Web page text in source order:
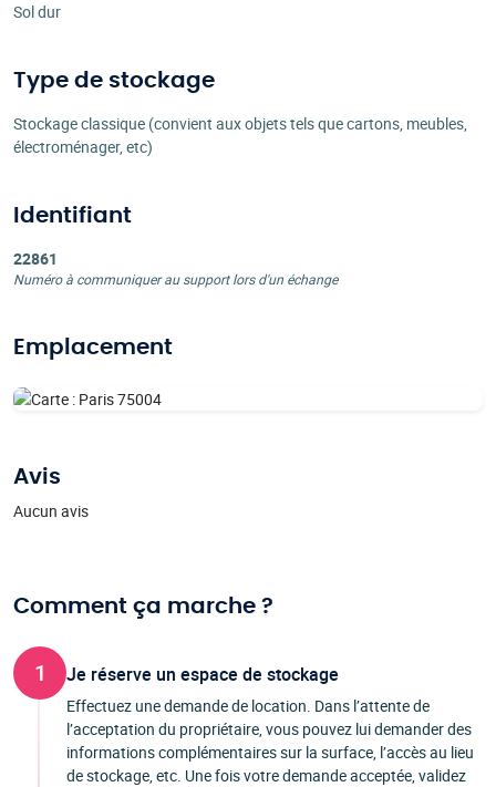
Sol dur
Type de stockage
Stockage classique (convient aux objets tels que cartons, meubles,
électroménager, etc)
Identifiant
22861
Numéro à communiquer au support lors d'un échange
Emplacement
Avis
Aucun avis
Comment ça marche ?
1 Je réserve un espace de stockage
Effectuez une demande de location. Dans l’attente de
l’acceptation du propriétaire, vous pouvez lui demander des
informations complémentaires sur la surface, l’accès au lieu
de stockage, etc. Une fois votre demande acceptée, validez